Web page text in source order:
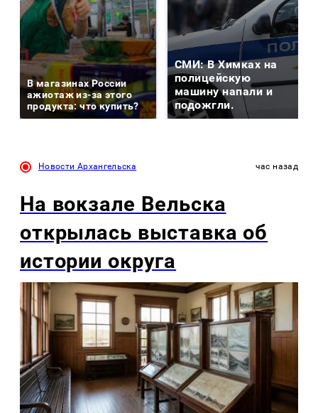
В магазинах России
ажиотаж из-за этого
продукта: что купить?
СМИ: В Химках на
полицейскую
машину напали и
подожгли.
Новости Архангельска час назад
На вокзале Вельска
открылась выставка об
истории округа